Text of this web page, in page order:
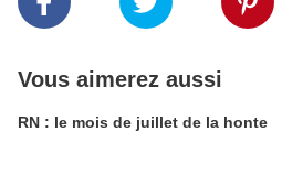
Vous aimerez aussi
RN : le mois de juillet de la honte